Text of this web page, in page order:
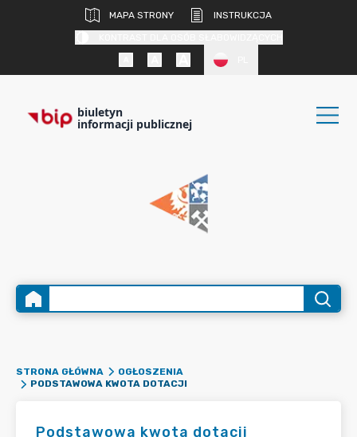
MAPA STRONY
INSTRUKCJA
biuletyn
informacji publicznej
STRONA GŁÓWNA
OGŁOSZENIA
PODSTAWOWA KWOTA DOTACJI
Podstawowa kwota dotacji